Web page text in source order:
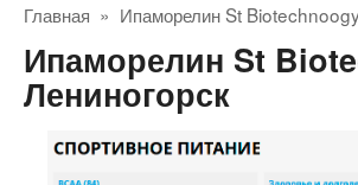
Главная » Ипаморелин St
Ипаморелин St Biotechnoogy
Лениногорск